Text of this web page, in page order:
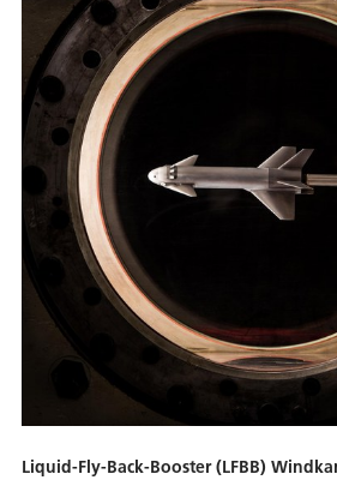
Liquid-Fly-Back-Booster (LFBB)